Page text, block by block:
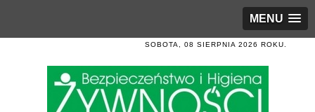
MENU
SOBOTA, 08 SIERPNIA 2026 ROKU.